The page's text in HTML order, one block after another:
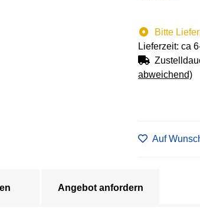
Bitte
Lieferzeit: ca
abweichend)
Auf
Angebot anfordern